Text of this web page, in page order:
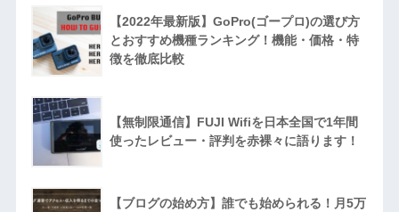
【2022年最新版】GoPro(ゴープロ)の選び方
とおすすめ機種ランキング！機能・価格・特
徴を徹底比較
【無制限通信】FUJI Wifiを日本全国で1年間
使ったレビュー・評判を赤裸々に語ります！
【ブログの始め方】誰でも始められる！月5万